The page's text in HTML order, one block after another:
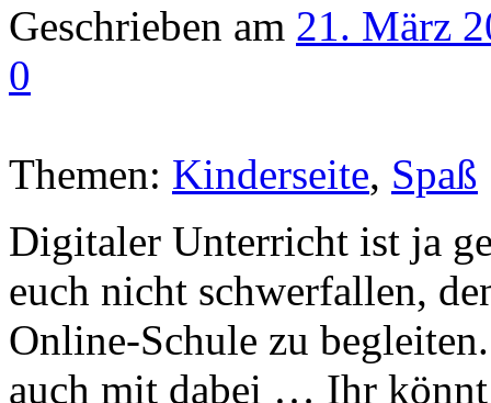
Geschrieben am 21. März
0
Themen: Kinderseite, Spaß
Digitaler Unterricht ist ja
euch nicht schwerfallen,
Online-Schule zu
auch mit dabei … Ihr